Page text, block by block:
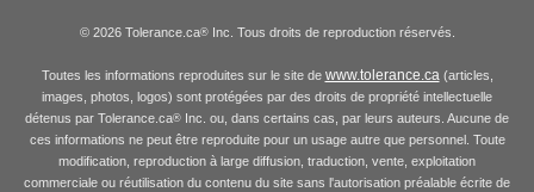
© 2026 Tolerance.ca®Inc. Tous droits de reproduction réservés.
Toutes les informations reproduites sur le site de www.tolerance.ca(articles,
images, photos, logos) sont protégées par des droits de propriété intellectuelle
détenus par Tolerance.ca® Inc. ou, dans certains cas, par leurs auteurs. Aucune de
ces informations ne peut être reproduite pour un usage autre que personnel. Toute
modification, reproduction à large diffusion, traduction, vente, exploitation
commerciale ou réutilisation du contenu du site sans l'autorisation préalable écrite de